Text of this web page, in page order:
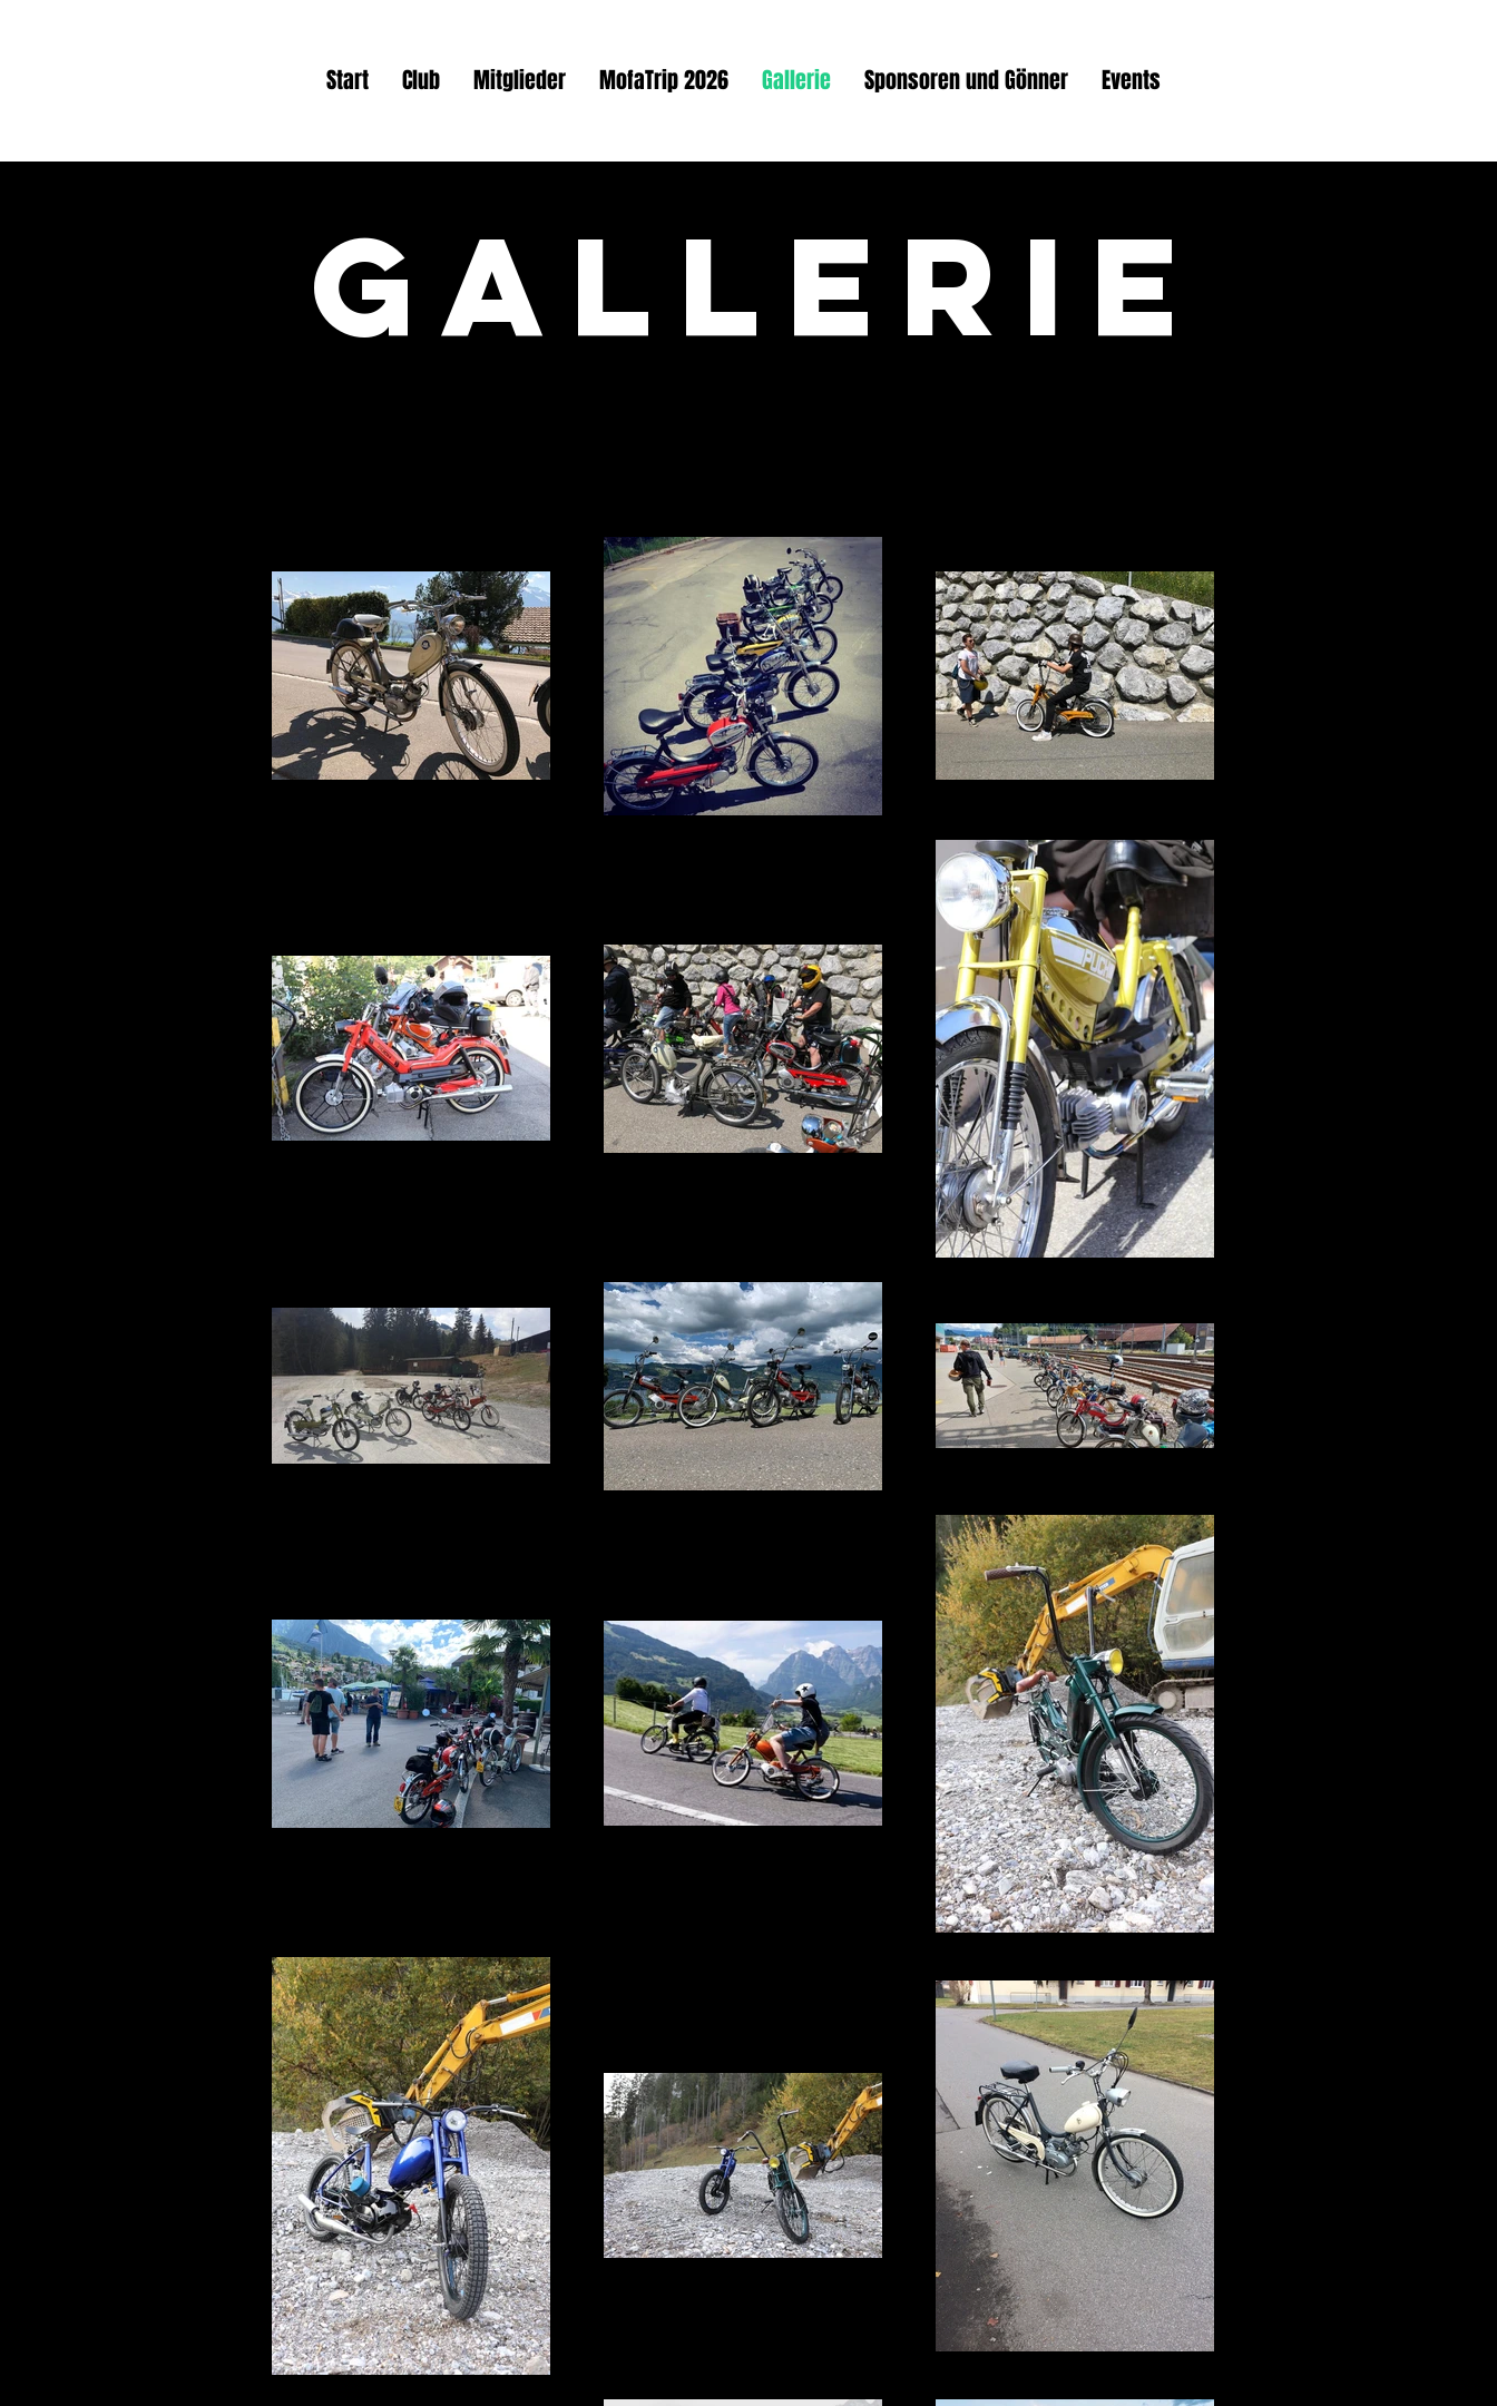
Start Club Mitglieder MofaTrip 2026 Gallerie Sponsoren und Gönner Events
Gallerie